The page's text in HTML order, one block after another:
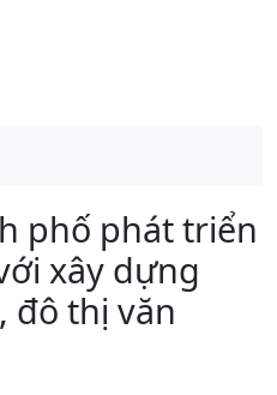
phố phát triển
xây dựng
đô thị văn